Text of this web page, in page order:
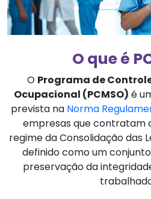
O que é
O Programa de
Ocupacional (PCMSO) é
prevista na Norma
empresas que contratam
regime da Consolidação das
definido como um
preservação da